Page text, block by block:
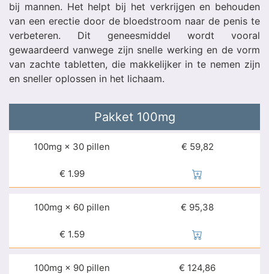
bij mannen. Het helpt bij het verkrijgen en behouden
van een erectie door de bloedstroom naar de penis te
verbeteren. Dit geneesmiddel wordt vooral
gewaardeerd vanwege zijn snelle werking en de vorm
van zachte tabletten, die makkelijker in te nemen zijn
en sneller oplossen in het lichaam.
Pakket100mg
100mg × 30 pillen € 59,82
€ 1.99
100mg × 60 pillen € 95,38
€ 1.59
100mg × 90 pillen € 124,86